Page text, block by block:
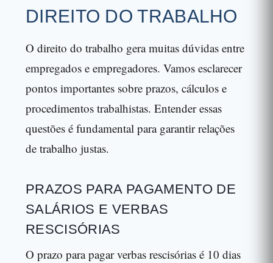
DIREITO DO TRABALHO
O direito do trabalho gera muitas dúvidas entre
empregados e empregadores. Vamos esclarecer
pontos importantes sobre prazos, cálculos e
procedimentos trabalhistas. Entender essas
questões é fundamental para garantir relações
de trabalho justas.
PRAZOS PARA PAGAMENTO DE
SALÁRIOS E VERBAS
RESCISÓRIAS
O prazo para pagar verbas rescisórias é 10 dias